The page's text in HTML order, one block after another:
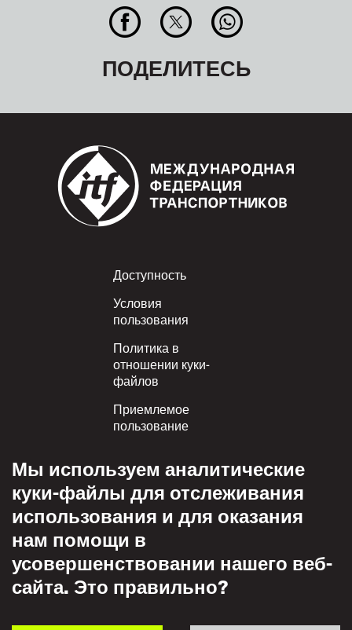
ПОДЕЛИТЕСЬ
Footer
Доступность
Условия
пользования
Политика в
отношении куки-
файлов
Приемлемое
пользование
конфиденциальности
Политика взаимного
уважения
Мы используем аналитические
куки-файлы для отслеживания
использования и для оказания
нам помощи в
усовершенствовании нашего веб-
сайта. Это правильно?